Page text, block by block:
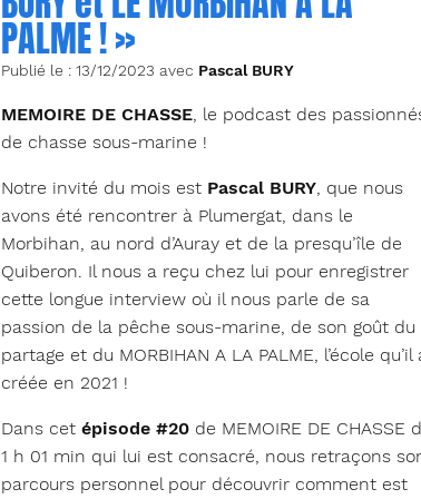
PALME ! »
Publié le : 13/12/2023 avec Pascal BURY
MEMOIRE DE CHASSE , le podcast des
de chasse sous-marine !
Notre invité du mois est Pascal BURY , que nous
avons été rencontrer à Plumergat, dans le
Morbihan, au nord d’Auray et de la presqu’île de
Quiberon. Il nous a reçu chez lui pour enregistrer
cette longue interview où il nous parle de sa
passion de la pêche sous-marine, de son goût du
partage et du MORBIHAN A LA PALME, l’école qu’il
créée en 2021 !
Dans cet épisode #20 de MEMOIRE DE CHASSE
1 h 01 min qui lui est consacré, nous retraçons
parcours personnel pour découvrir comment est